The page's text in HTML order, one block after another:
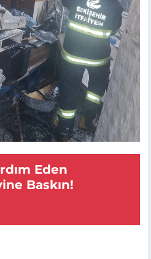
Eden
Baskın!